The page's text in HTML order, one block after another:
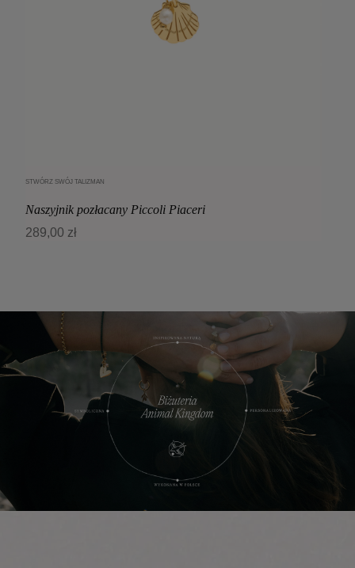
STWÓRZ SWÓJ TALIZMAN
Naszyjnik pozłacany Piccoli Piaceri
289,00 zł